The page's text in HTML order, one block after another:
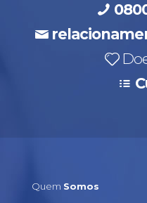
Quem Somos